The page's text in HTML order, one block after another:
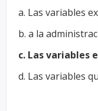
a. Las variables
b. a la
c. Las variables
d. Las variables